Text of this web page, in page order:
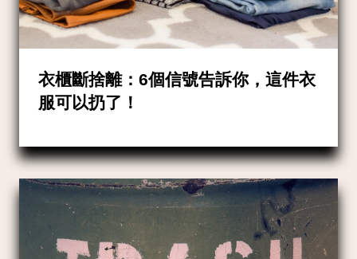
衣櫃斷捨離：6個信號告訴你，這件衣
服可以扔了！